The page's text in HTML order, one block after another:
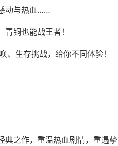
动与热血……
铜也能战王者！
、生存挑战，给你不同体验！
典之作，重温热血剧情，重遇